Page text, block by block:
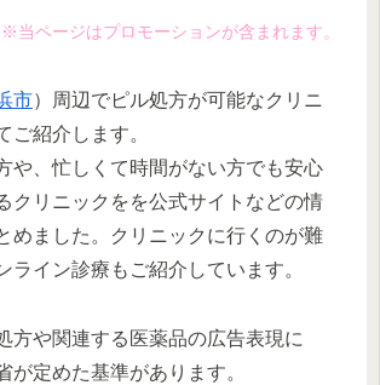
※当ページはプロモーションが含まれます。
市）周辺でピル処方が可能なクリニ
ご紹介します。
や、忙しくて時間がない方でも安心
クリニックをを公式サイトなどの情
めました。クリニックに行くのが難
ライン診療もご紹介しています。
方や関連する医薬品の広告表現に
が定めた基準があります。